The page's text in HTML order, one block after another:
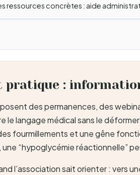
ressources concrètes : aide
pratique :
des permanences, des
le langage médical sans le
fourmillements et une gêne
une “hypoglycémie réactionnelle”
l’association sait orienter : vers